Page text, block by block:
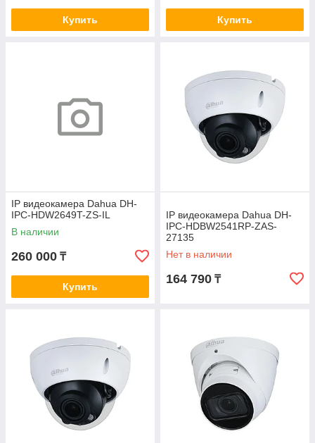
Купить Купить
IP видеокамера Dahua DH-
IPC-HDW2649T-ZS-IL
В наличии
260 000 ₸
Купить
IP видеокамера Dahua DH-
IPC-HDBW2541RP-ZAS-
27135
Нет в наличии
164 790 ₸